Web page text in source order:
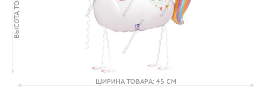
ШИРИНА ТОВАРА: 45 СМ